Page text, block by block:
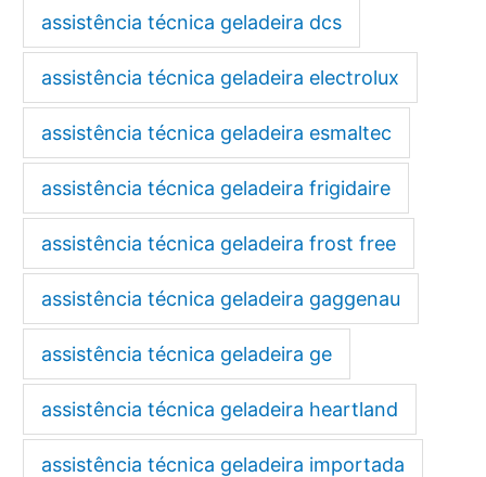
assistência técnica geladeira dcs
assistência técnica geladeira electrolux
assistência técnica geladeira esmaltec
assistência técnica geladeira frigidaire
assistência técnica geladeira frost free
assistência técnica geladeira gaggenau
assistência técnica geladeira ge
assistência técnica geladeira heartland
assistência técnica geladeira importada